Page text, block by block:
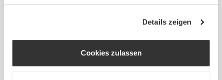
Details zeigen
Cookies zulassen
Barefoot Weightlifting Crew